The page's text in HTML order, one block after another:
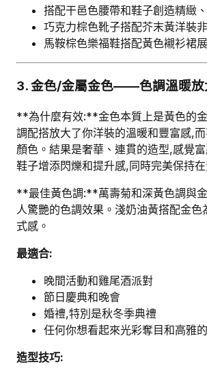
搭配干邑色腰帶和鞋子創造精緻
巧克力棕色靴子搭配芥末黃洋裝
馬鞍棕色樂福鞋搭配黃色襯衫裙
3. 金色/金屬金色——色調溫暖放
**為什麼有效:**金色本質上是黃色的
調配搭放大了你洋裝的溫暖和豐富感,
顏色。結果是奢華、連貫的造型,感覺
鞋子增添閃爍和提升感,同時完美保持在
**最佳黃色調:**萬壽菊和深黃色調與
人驚艷的色調效果。淺奶油黃搭配金色
式感。
最適合:
晚間活動和雞尾酒派對
節日慶典和晚會
婚禮,特別是秋冬季典禮
任何你想看起來光彩奪目和高雅
造型技巧: